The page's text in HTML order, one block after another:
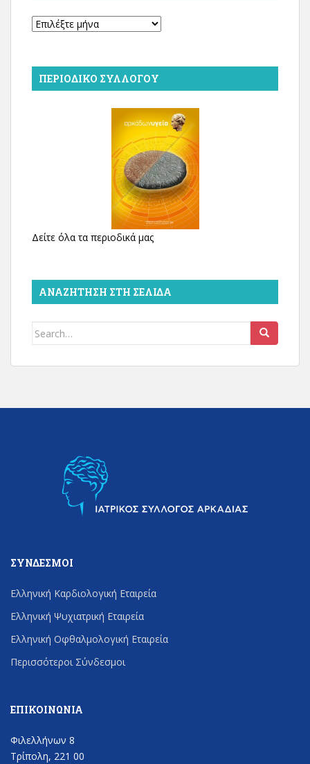
Αρχείο
ΠΕΡΙΟΔΙΚΌ ΣΥΛΛΌΓΟΥ
Δείτε όλα τα περιοδικά μας
ΑΝΑΖΉΤΗΣΗ ΣΤΗ ΣΕΛΊΔΑ
Search
ΣΎΝΔΕΣΜΟΙ
Ελληνική Καρδιολογική Εταιρεία
Ελληνική Ψυχιατρική Εταιρεία
Ελληνική Οφθαλμολογική Εταιρεία
Περισσότεροι Σύνδεσμοι
ΕΠΙΚΟΙΝΩΝΊΑ
Φιλελλήνων 8
Τρίπολη, 221 00